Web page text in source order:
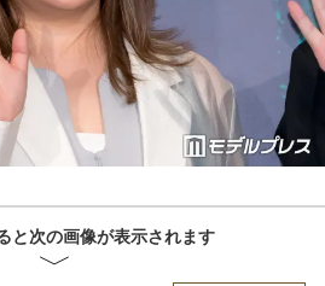
と次の画像が表示されます